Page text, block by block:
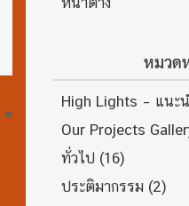
»
หมวด
High Lights – แนะ
Our Projects
ทั่วไป (16)
ประติมากรรม (2)